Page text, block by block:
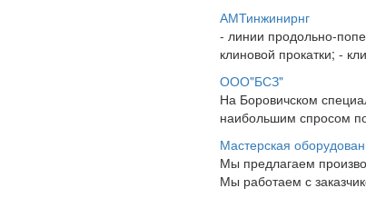
АМТинжинирнг
- линии продольно-
клиновой прокатки; -
ООО"БСЗ"
На Боровичском
наибольшим спросом
Мастерская
Мы предлагаем
Мы работаем с